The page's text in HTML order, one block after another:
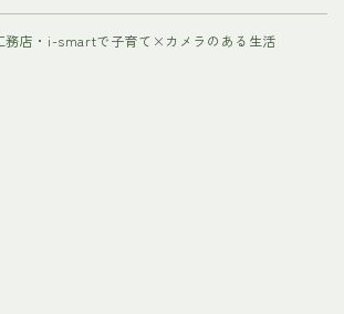
務店・i-smartで子育て×カメラのある生活